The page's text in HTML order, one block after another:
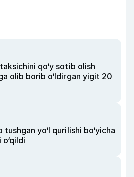
qo‘y sotib olish
olib borib o‘ldirgan yigit 20
yo‘l qurilishi bo‘yicha